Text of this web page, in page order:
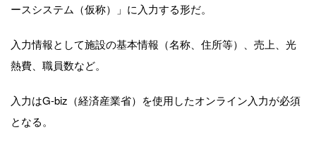
ースシステム（仮称）」に入力する形だ。
入力情報として施設の基本情報（名称、住所等）、売上、光
熱費、職員数など。
入力はG-biz（経済産業省）を使用したオンライン入力が必須
となる。